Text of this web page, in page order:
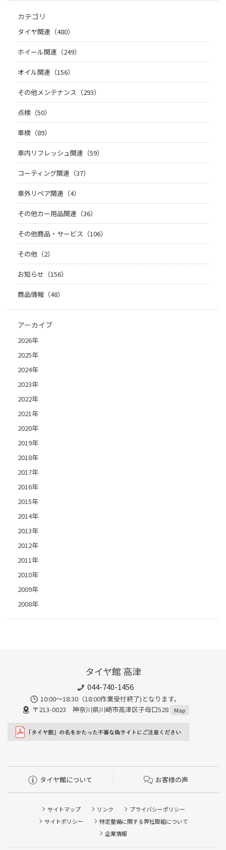
カテゴリ
タイヤ関連（480）
ホイール関連（249）
オイル関連（156）
その他メンテナンス（293）
点検（50）
車検（89）
車内リフレッシュ関連（59）
コーティング関連（37）
車外リペア関連（4）
その他カー用品関連（36）
その他商品・サービス（106）
その他（2）
お知らせ（156）
商品情報（48）
アーカイブ
2026年
2025年
2024年
2023年
2022年
2021年
2020年
2019年
2018年
2017年
2016年
2015年
2014年
2013年
2012年
2011年
2010年
2009年
2008年
タイヤ館 高津
044-740-1456
10:00～18:30（18:00作業受付終了)となります。
〒213-0023 神奈川県川崎市高津区子母口528
Map
タイヤ館について お客様の声
サイトマップ リンク
プライバシーポリシー
サイトポリシー
特定整備に関する弊社取組について
企業情報